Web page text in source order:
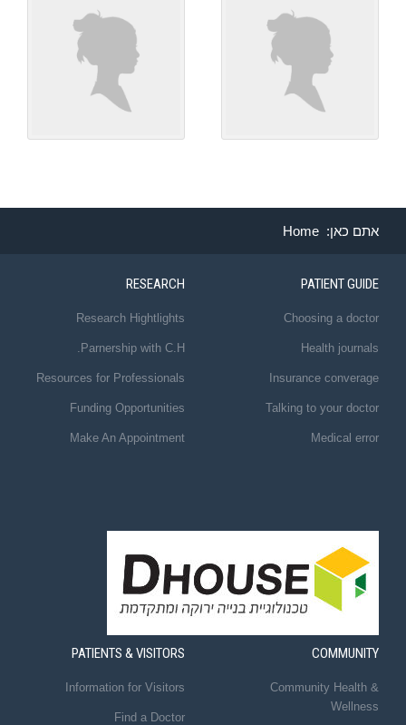
אתם כאן: Home
PATIENT GUIDE
Choosing a doctor
Health journals
Insurance converage
Talking to your doctor
Medical error
RESEARCH
Research Hightlights
Parnership with C.H.
Resources for Professionals
Funding Opportunities
Make An Appointment
COMMUNITY
Community Health &
Wellness
PATIENTS & VISITORS
Information for Visitors
Find a Doctor